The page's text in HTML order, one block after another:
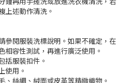
上述動作清洗。
參閱服裝洗標說明。如果不確定，在
相容性測試，再進行廣泛使用。
括服裝扣件。
使用。
絲綢、絨面或皮革等精緻織物。